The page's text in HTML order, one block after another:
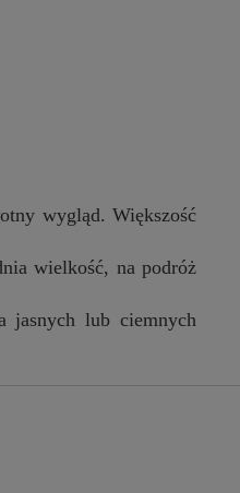
wygląd. Większość
wielkość, na podróż
jasnych lub ciemnych